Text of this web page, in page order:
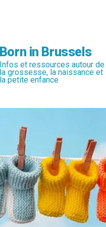
Born in Brussels
Infos et ressources autour de
la grossesse, la naissance et
la petite enfance